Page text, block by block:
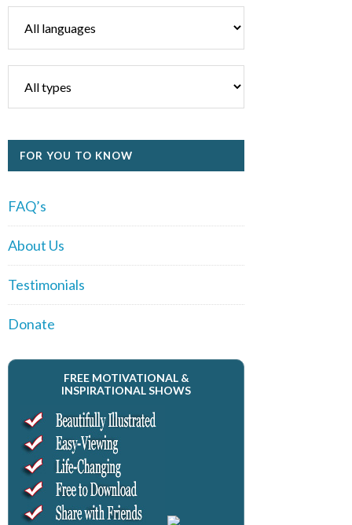
FOR YOU TO KNOW
FAQ’s
About Us
Testimonials
Donate
FREE MOTIVATIONAL &
INSPIRATIONAL SHOWS